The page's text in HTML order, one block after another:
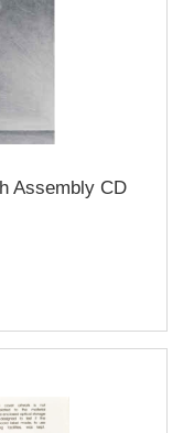
Assembly CD